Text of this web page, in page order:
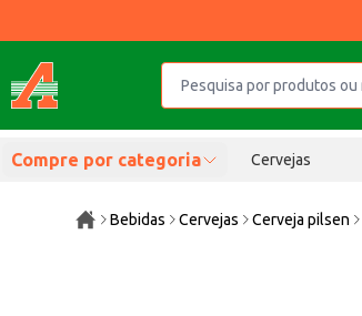
Compre por categoria Cervejas
Bebidas Cervejas Cerveja pilsen